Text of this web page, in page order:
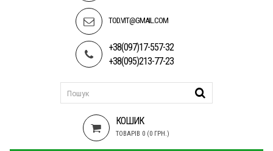
TOD.VIT@GMAIL.COM
+38(097)17-557-32
+38(095)213-77-23
КОШИК
ТОВАРІВ 0 (0 ГРН.)